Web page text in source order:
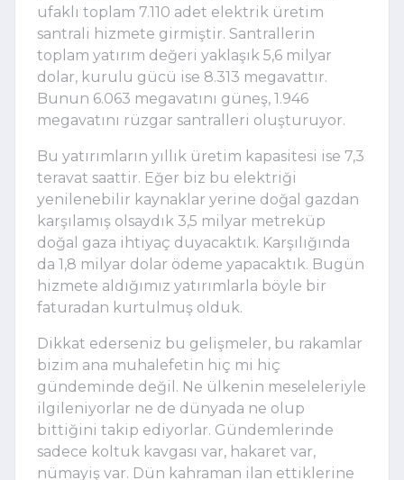
ufaklı toplam 7.110 adet elektrik üretim
santrali hizmete girmiştir. Santrallerin
toplam yatırım değeri yaklaşık 5,6 milyar
dolar, kurulu gücü ise 8.313 megavattır.
Bunun 6.063 megavatını güneş, 1.946
megavatını rüzgar santralleri oluşturuyor.
Bu yatırımların yıllık üretim kapasitesi ise 7,3
teravat saattir. Eğer biz bu elektriği
yenilenebilir kaynaklar yerine doğal gazdan
karşılamış olsaydık 3,5 milyar metreküp
doğal gaza ihtiyaç duyacaktık. Karşılığında
da 1,8 milyar dolar ödeme yapacaktık. Bugün
hizmete aldığımız yatırımlarla böyle bir
faturadan kurtulmuş olduk.
Dikkat ederseniz bu gelişmeler, bu rakamlar
bizim ana muhalefetin hiç mi hiç
gündeminde değil. Ne ülkenin meseleleriyle
ilgileniyorlar ne de dünyada ne olup
bittiğini takip ediyorlar. Gündemlerinde
sadece koltuk kavgası var, hakaret var,
nümayiş var. Dün kahraman ilan ettiklerine